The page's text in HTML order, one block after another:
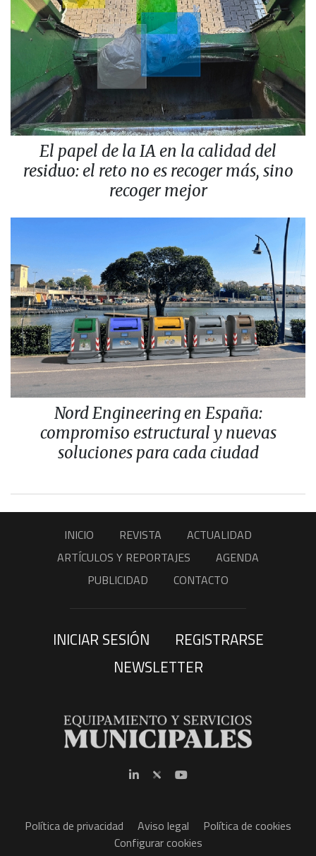
El papel de la IA en la calidad del
residuo: el reto no es recoger más, sino
recoger mejor
Nord Engineering en España:
compromiso estructural y nuevas
soluciones para cada ciudad
INICIO REVISTA
ACTUALIDAD
ARTÍCULOS Y REPORTAJES
AGENDA
PUBLICIDAD
CONTACTO
INICIAR SESIÓN
REGISTRARSE
NEWSLETTER
Política de privacidad Aviso legal
Política de cookies
Configurar cookies